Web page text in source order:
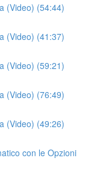
(Video) (54:44)
(Video) (41:37)
(Video) (59:21)
(Video) (76:49)
(Video) (49:26)
con le Opzioni